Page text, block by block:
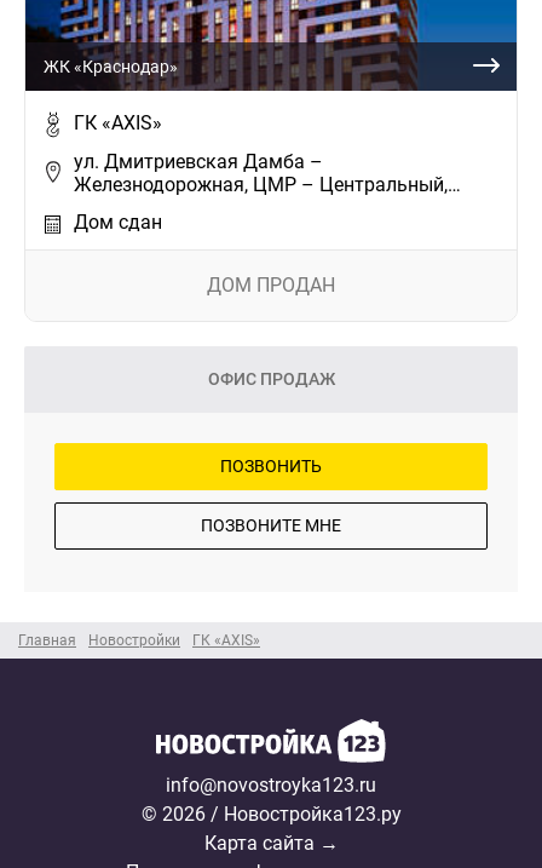
Главная Новостройки ГК «AXIS»
ЖК «Краснодар»
ГК «AXIS»
ул. Дмитриевская Дамба –
Железнодорожная, ЦМР – Центральный,…
Дом сдан
ДОМ ПРОДАН
ОФИС ПРОДАЖ
ПОЗВОНИТЬ
ПОЗВОНИТЕ МНЕ
info@novostroyka123.ru
© 2026 / Новостройка123.ру
Карта сайта →